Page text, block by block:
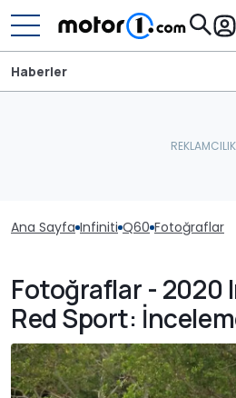
Haberler
Ana Sayfa Infiniti Q60 Fotoğraflar
Fotoğraflar - 2020
Red Sport: